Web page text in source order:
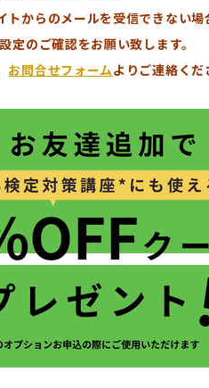
からのメールを受信できない
定のご確認をお願い致します。
お問合せフォームよりご連絡くだ